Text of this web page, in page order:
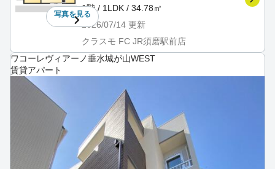
写真を見る
1階 / 1LDK / 34.78㎡
2026/07/14 更新
クラスモ FC JR須磨駅前店
ワコーレヴィアーノ垂水城が山WEST
賃貸アパート